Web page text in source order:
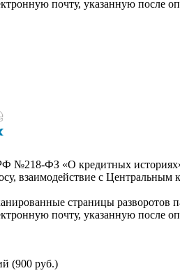
почту, указанную после
№218-ФЗ «О кредитных
взаимодействие с
страницы разворотов
почту, указанную после
(900 руб.)